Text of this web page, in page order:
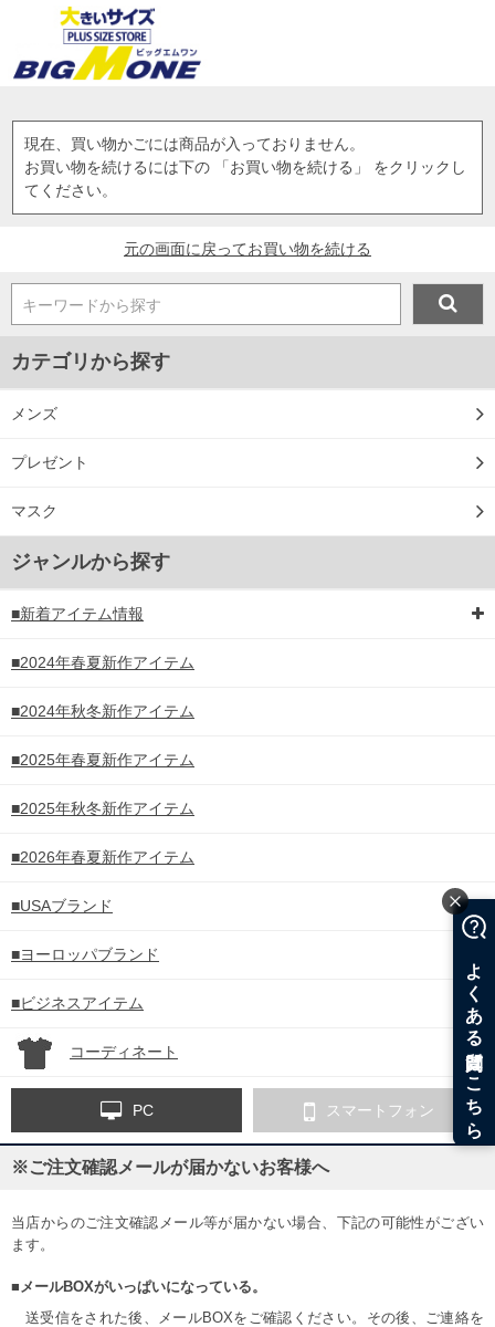
現在、買い物かごには商品が入っておりません。
お買い物を続けるには下の 「お買い物を続ける」 をクリックし
てください。
元の画面に戻ってお買い物を続ける
キーワードから探す
カテゴリから探す
メンズ
プレゼント
マスク
ジャンルから探す
■新着アイテム情報
■2024年春夏新作アイテム
■2024年秋冬新作アイテム
■2025年春夏新作アイテム
■2025年秋冬新作アイテム
■2026年春夏新作アイテム
■USAブランド
■ヨーロッパブランド
■ビジネスアイテム
コーディネート
PC スマートフォン
※ご注文確認メールが届かないお客様へ
当店からのご注文確認メール等が届かない場合、下記の可能性がござい
ます。
■メールBOXがいっぱいになっている。
送受信をされた後、メールBOXをご確認ください。その後、ご連絡を